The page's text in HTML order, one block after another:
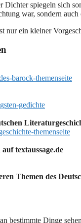
Dichter spiegeln sich
war, sondern
nur ein kleiner
barock-themenseite
gedichte
themenseite
textaussage.de
Themen des
bestimmte Dinge